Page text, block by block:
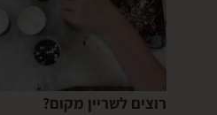
רוצים לשריין מקום?